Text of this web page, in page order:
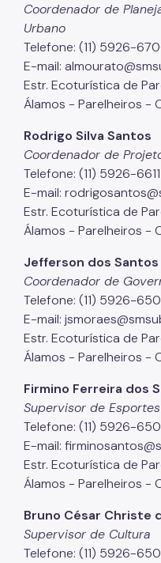
Coordenador de
Urbano
Telefone: (11) 5926-
E-mail:
Estr. Ecoturística de
Álamos - Parelheiros -
Rodrigo Silva Santos
Coordenador de
Telefone: (11) 5926-6611
E-mail:
Estr. Ecoturística de
Álamos - Parelheiros -
Jefferson dos Santos
Coordenador de
Telefone: (11) 5926-
E-mail:
Estr. Ecoturística de
Álamos - Parelheiros -
Firmino Ferreira dos
Supervisor de Esportes
Telefone: (11) 5926-
E-mail:
Estr. Ecoturística de
Álamos - Parelheiros -
Bruno César Christe
Supervisor de Cultura
Telefone: (11) 5926-